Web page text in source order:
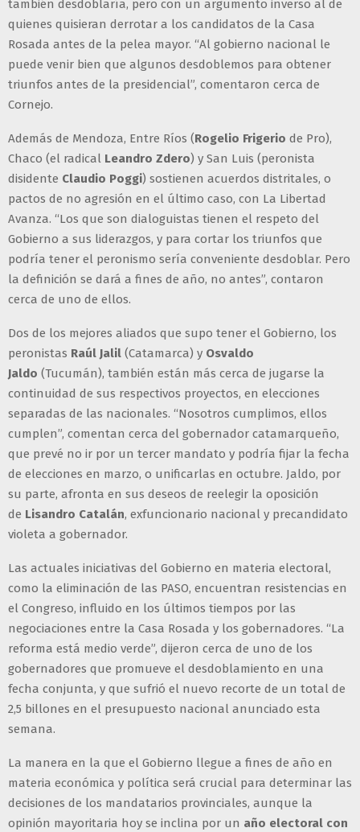
también desdoblaría, pero con un argumento inverso al de
quienes quisieran derrotar a los candidatos de la Casa
Rosada antes de la pelea mayor. “Al gobierno nacional le
puede venir bien que algunos desdoblemos para obtener
triunfos antes de la presidencial”, comentaron cerca de
Cornejo.
Además de Mendoza, Entre Ríos (Rogelio Frigerio de Pro),
Chaco (el radical Leandro Zdero) y San Luis (peronista
disidente Claudio Poggi) sostienen acuerdos distritales, o
pactos de no agresión en el último caso, con La Libertad
Avanza. “Los que son dialoguistas tienen el respeto del
Gobierno a sus liderazgos, y para cortar los triunfos que
podría tener el peronismo sería conveniente desdoblar. Pero
la definición se dará a fines de año, no antes”, contaron
cerca de uno de ellos.
Dos de los mejores aliados que supo tener el Gobierno, los
peronistas Raúl Jalil (Catamarca) y Osvaldo
Jaldo (Tucumán), también están más cerca de jugarse la
continuidad de sus respectivos proyectos, en elecciones
separadas de las nacionales. “Nosotros cumplimos, ellos
cumplen”, comentan cerca del gobernador catamarqueño,
que prevé no ir por un tercer mandato y podría fijar la fecha
de elecciones en marzo, o unificarlas en octubre. Jaldo, por
su parte, afronta en sus deseos de reelegir la oposición
de Lisandro Catalán, exfuncionario nacional y precandidato
violeta a gobernador.
Las actuales iniciativas del Gobierno en materia electoral,
como la eliminación de las PASO, encuentran resistencias en
el Congreso, influido en los últimos tiempos por las
negociaciones entre la Casa Rosada y los gobernadores. “La
reforma está medio verde”, dijeron cerca de uno de los
gobernadores que promueve el desdoblamiento en una
fecha conjunta, y que sufrió el nuevo recorte de un total de
2,5 billones en el presupuesto nacional anunciado esta
semana.
La manera en la que el Gobierno llegue a fines de año en
materia económica y política será crucial para determinar las
decisiones de los mandatarios provinciales, aunque la
opinión mayoritaria hoy se inclina por un año electoral con